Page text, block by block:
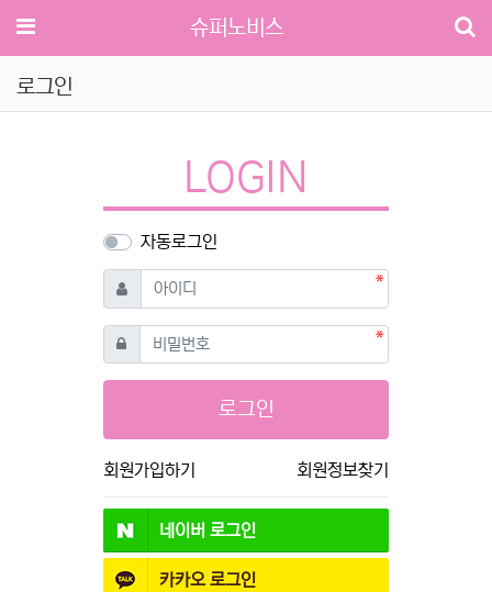
메뉴 슈퍼노비스
로그인
LOGIN
자동로그인
아이디 필수
비밀번호필수
로그인
회원가입하기 회원정보찾기
네이버 로그인
카카오로그인